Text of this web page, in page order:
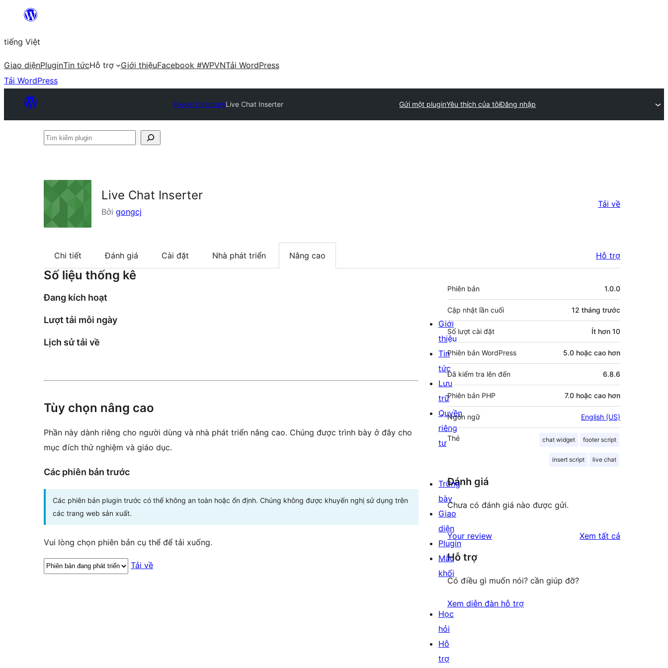
Chuyển
phần
nội
dung
tiếng Việt
Giao diệnPluginTin tứcHỗ trợ Giới thiệuFacebook #WPVNTải WordPress
Tải WordPress
Plugin DirectoryLive Chat Inserter Gửi một pluginYêu thích của tôiĐăng nhập
Tìm
Live Chat Inserter
Bởi gongcj
Tải về
Chi tiết Đánh giá Cài đặt Nhà phát triển Nâng cao Hỗ trợ
Số liệu thống kê
Đang kích hoạt
Lượt tải mỗi ngày
Lịch sử tải về
Tùy chọn nâng cao
Phần này dành riêng cho người dùng và nhà phát triển nâng cao. Chúng được trình bày ở đây cho
mục đích thử nghiệm và giáo dục.
Các phiên bản trước
Các phiên bản plugin trước có thể không an toàn hoặc ổn định. Chúng không được khuyến nghị sử dụng trên
các trang web sản xuất.
Vui lòng chọn phiên bản cụ thể để tải xuống.
Tải về
Meta
Phiên bản 1.0.0
Cập nhật lần cuối 12 tháng trước
Số lượt cài đặt Ít hơn 10
Phiên bản WordPress 5.0 hoặc cao hơn
Đã kiểm tra lên đến 6.8.6
Phiên bản PHP 7.0 hoặc cao hơn
Ngôn ngữ English (US)
Thẻ chat widget footer script
insert script live chat
Đánh giá
Chưa có đánh giá nào được gửi.
Your review Xem tất cả
Hỗ trợ
Có điều gì muốn nói? cần giúp đỡ?
Xem diễn đàn hỗ trợ
Giới
thiệu
Tin
tức
Lưu
trữ
Quyền
riêng
tư
Trưng
bày
Giao
diện
Plugin
Mẫu
khối
Học
hỏi
Hỗ
trợ